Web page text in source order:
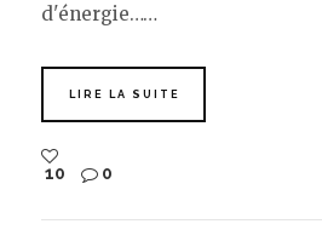
d'énergie……
LIRE LA SUITE
10 0